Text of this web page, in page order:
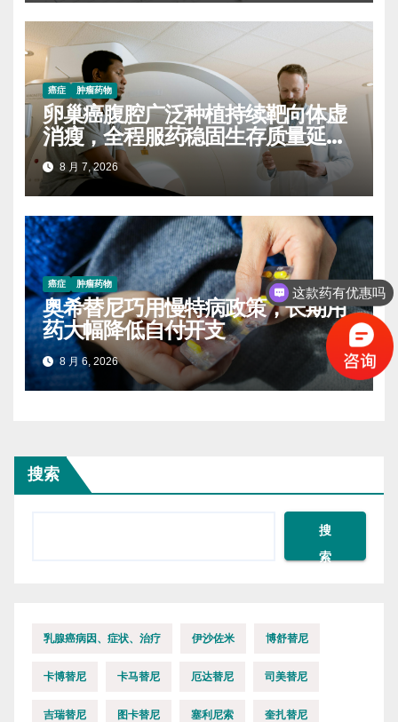
癌症 肿瘤药物
卵巢癌腹腔广泛种植持续靶向体虚
消瘦，全程服药稳固生存质量延缓
进展
8 月 7, 2026
癌症 肿瘤药物
奥希替尼巧用慢特病政策，长期用
药大幅降低自付开支
8 月 6, 2026
搜索
搜
索
乳腺癌病因、症状、治疗 伊沙佐米 博舒替尼
卡博替尼 卡马替尼 厄达替尼 司美替尼
吉瑞替尼 图卡替尼 塞利尼索 奎扎替尼
这款药有优惠吗